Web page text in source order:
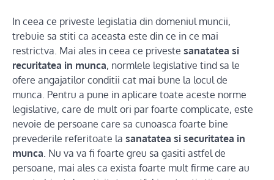
In ceea ce priveste legislatia din domeniul muncii,
trebuie sa stiti ca aceasta este din ce in ce mai
restrictva. Mai ales in ceea ce priveste sanatatea si
recuritatea in munca, normlele legislative tind sa le
ofere angajatilor conditii cat mai bune la locul de
munca. Pentru a pune in aplicare toate aceste norme
legislative, care de mult ori par foarte complicate, este
nevoie de persoane care sa cunoasca foarte bine
prevederile referitoate la sanatatea si securitatea in
munca . Nu va va fi foarte greu sa gasiti astfel de
persoane, mai ales ca exista foarte mult firme care au